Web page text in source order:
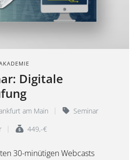
Digitale
am Main
Seminar
449,-€
30-minütigen Webcasts